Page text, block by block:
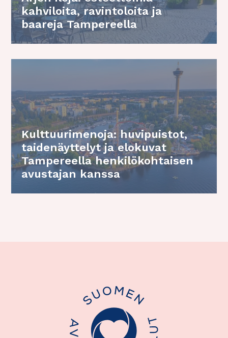
kahviloita, ravintoloita ja
baareja Tampereella
Kulttuurimenoja: huvipuistot,
taidenäyttelyt ja elokuvat
Tampereella henkilökohtaisen
avustajan kanssa